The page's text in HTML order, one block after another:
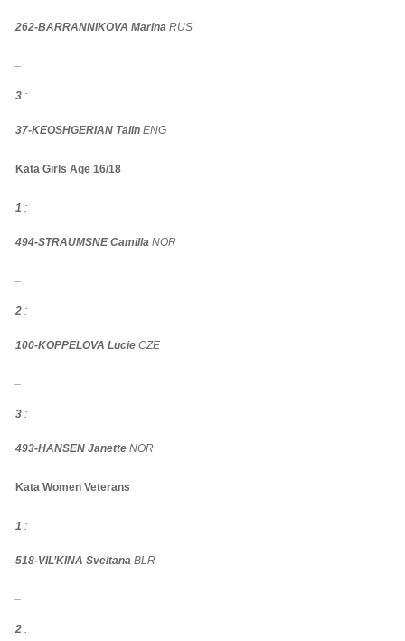
262-BARRANNIKOVA Marina RUS
3 :
37-KEOSHGERIAN Talin ENG
Kata Girls Age 16/18
1 :
494-STRAUMSNE Camilla NOR
2 :
100-KOPPELOVA Lucie CZE
3 :
493-HANSEN Janette NOR
Kata Women Veterans
1 :
518-VIL’KINA Sveltana BLR
2 :